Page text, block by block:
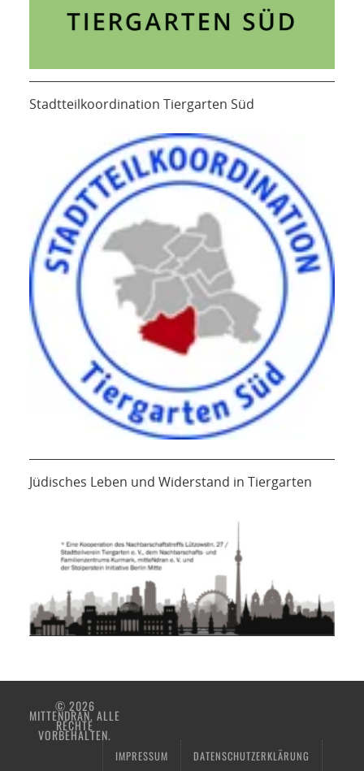
Stadtteilkoordination Tiergarten Süd
Jüdisches Leben und Widerstand in Tiergarten
© 2026
MITTENDRAN. ALLE
RECHTE
VORBEHALTEN.
IMPRESSUM DATENSCHUTZERKLÄRUNG